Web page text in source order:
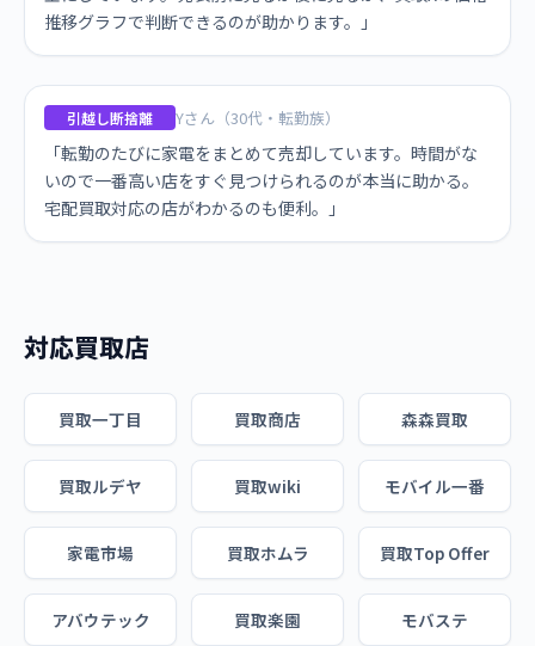
推移グラフで判断できるのが助かります。」
引越し断捨離 Yさん（30代・転勤族）
「転勤のたびに家電をまとめて売却しています。時間がな
いので一番高い店をすぐ見つけられるのが本当に助かる。
宅配買取対応の店がわかるのも便利。」
対応買取店
買取一丁目 買取商店 森森買取
買取ルデヤ 買取wiki モバイル一番
家電市場 買取ホムラ 買取Top Offer
アバウテック 買取楽園 モバステ